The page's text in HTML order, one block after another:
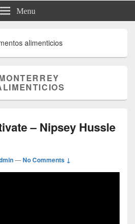
Menu
alimenticios
– Nipsey Hussle
—No Comments ↓